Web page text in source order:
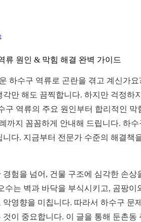
류 원인 & 막힘 해결 완벽 가이드
하수구 역류로 곤란을 겪고 계신가요
만 해도 끔찍합니다. 하지만 걱정하
구 역류의 주요 원인부터 합리적인 막
까지 꼼꼼하게 안내해 드립니다. 하수
다. 지금부터 전문가 수준의 해결책
험을 넘어, 건물 구조에 심각한 손상
수는 벽과 바닥을 부식시키고, 곰팡이
영향을 미칩니다. 따라서 하수구 문
이 중요합니다. 이 글을 통해 둔촌동